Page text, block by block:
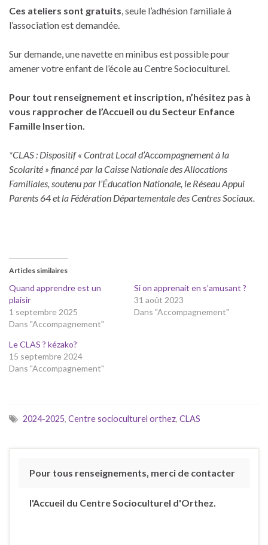
Ces ateliers sont gratuits, seule l’adhésion familiale à
l’association est demandée.
Sur demande, une navette en minibus est possible pour
amener votre enfant de l’école au Centre Socioculturel.
Pour tout renseignement et inscription, n’hésitez pas à
vous rapprocher de l’Accueil ou du Secteur Enfance
Famille Insertion.
*CLAS : Dispositif « Contrat Local d’Accompagnement à la
Scolarité » financé par la Caisse Nationale des Allocations
Familiales, soutenu par l’Éducation Nationale, le Réseau Appui
Parents 64 et la Fédération Départementale des Centres Sociaux.
Articles similaires
Quand apprendre est un
plaisir
1 septembre 2025
Dans "Accompagnement"
Si on apprenait en s’amusant ?
31 août 2023
Dans "Accompagnement"
Le CLAS ? kézako?
15 septembre 2024
Dans "Accompagnement"
2024-2025, Centre socioculturel orthez, CLAS
Pour tous renseignements, merci de contacter
l'Accueil du Centre Socioculturel d'Orthez.